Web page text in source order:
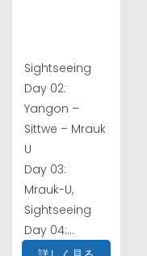
Sightseeing
Day 02:
Yangon –
Sittwe – Mrauk
U
Day 03:
Mrauk-U,
Sightseeing
Day 04:...